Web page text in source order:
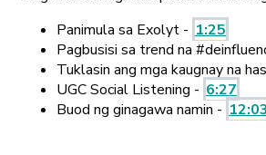
Panimula sa Exolyt - 1:25
Pagbusisi sa trend na
Tuklasin ang mga kaugnay na
UGC Social Listening - 6:27
Buod ng ginagawa namin - 12:03